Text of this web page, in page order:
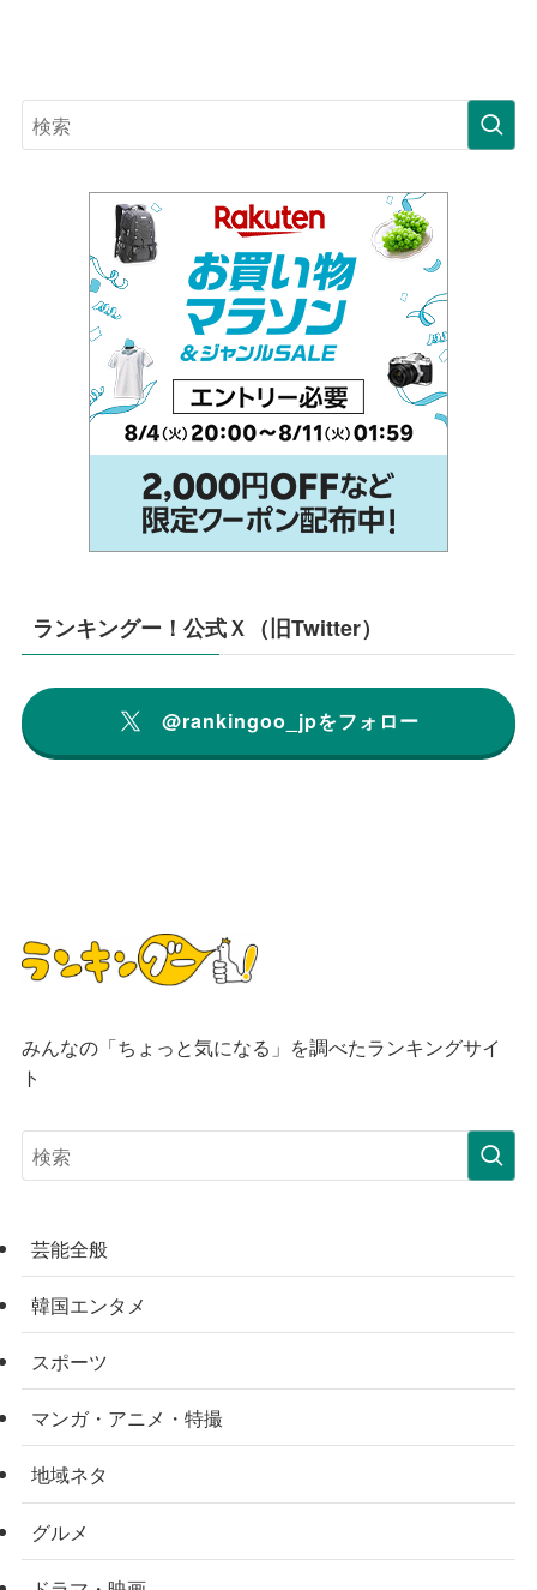
ランキングー！公式Ｘ（旧Twitter）
@rankingoo_jpをフォロー
みんなの「ちょっと気になる」を調べたランキングサイ
ト
芸能全般
韓国エンタメ
スポーツ
マンガ・アニメ・特撮
地域ネタ
グルメ